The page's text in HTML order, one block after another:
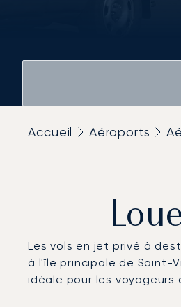
Accueil Aéroports
Les vols en jet privé à
à l'île principale de Saint-
idéale pour les